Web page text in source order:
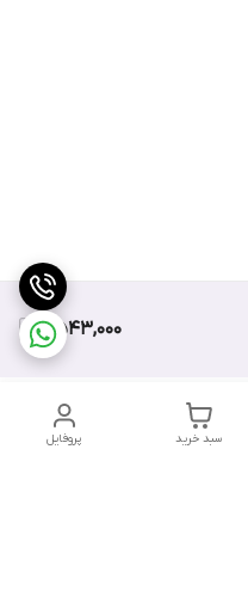
6,543,000
پروفایل سبد خرید